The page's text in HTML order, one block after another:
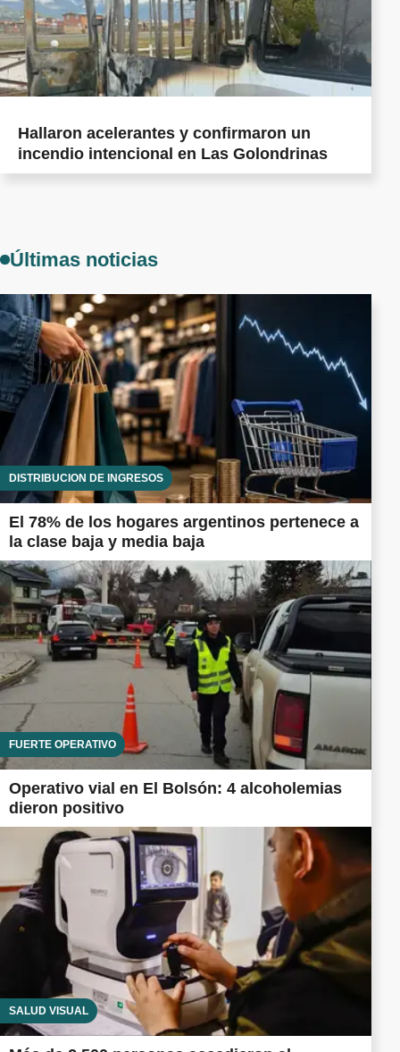
Hallaron acelerantes y confirmaron un
incendio intencional en Las Golondrinas
Últimas noticias
DISTRIBUCIÓN DE INGRESOS
El 78% de los hogares argentinos pertenece a
la clase baja y media baja
FUERTE OPERATIVO
Operativo vial en El Bolsón: 4 alcoholemias
dieron positivo
SALUD VISUAL